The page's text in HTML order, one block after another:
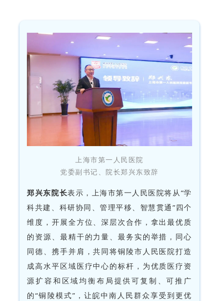
上海市第一人民医院
党委副书记、院长郑兴东致辞
郑兴东院长表示，上海市第一人民医院将从“学
科共建、科研协同、管理平移、智慧贯通”四个
维度，开展全方位、深层次合作，拿出最优质
的资源、最精干的力量、最务实的举措，同心
同德、携手并肩，共同将铜陵市人民医院打造
成高水平区域医疗中心的标杆，为优质医疗资
源扩容和区域均衡布局提供可复制、可推广
的“铜陵模式”，让皖中南人民群众享受到更优